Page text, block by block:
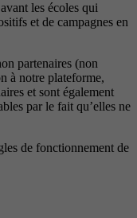
les écoles qui
et de campagnes en
partenaires (non
à notre plateforme,
et sont également
par le fait qu’elles ne
de fonctionnement de